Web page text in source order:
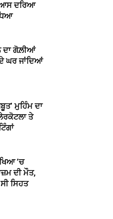
ਦਰਿਆ
ਦਾ ਗੋਲ਼ੀਆਂ
ਘਰ ਜਾਂਦਿਆਂ
ਮੁਹਿੰਮ ਦਾ
ਤੇ
’ਚ
ਦੀ ਮੌਤ,
ਸਿਹਤ